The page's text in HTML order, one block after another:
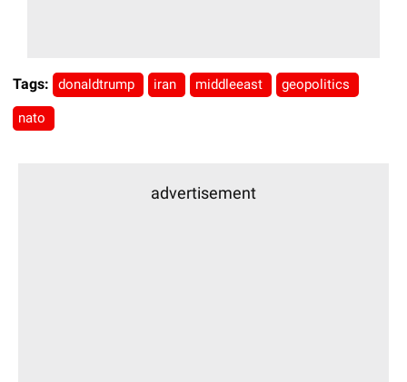
Tags: donaldtrump iran middleeast geopolitics
nato
advertisement